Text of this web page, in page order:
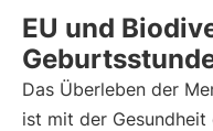
EU und
Das Überleben der
ist mit der